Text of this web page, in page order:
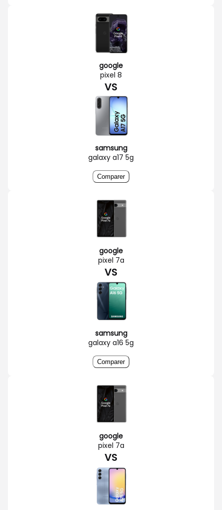
google
pixel 8
VS
samsung
galaxy a17 5g
Comparer
google
pixel 7a
VS
samsung
galaxy a16 5g
Comparer
google
pixel 7a
VS